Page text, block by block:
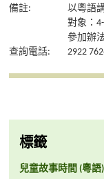
備註:
以粵語
對象：
參加辦
查詢電話:
2922
標籤
兒童故事時間 (粵語)